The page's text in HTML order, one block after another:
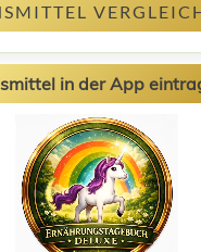
in der App